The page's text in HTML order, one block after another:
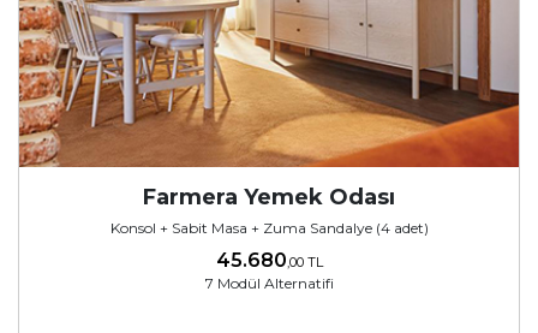
Farmera Yemek Odası
Konsol + Sabit Masa + Zuma Sandalye (4 adet)
45.680,00 TL
7 Modül Alternatifi